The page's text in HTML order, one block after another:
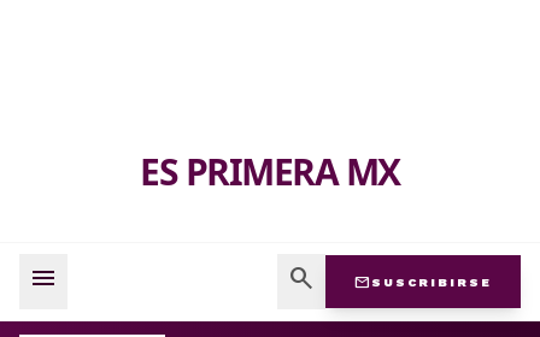
ES PRIMERA MX
menu search mail SUSCRIBIRSE